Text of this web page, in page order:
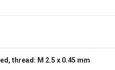
thread: M 2.5 x 0.45 mm